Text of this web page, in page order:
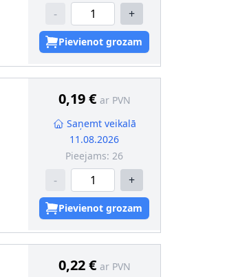
- +
Pievienot grozam
0,19 € ar PVN
Saņemt veikalā
11.08.2026
Pieejams: 26
- +
Pievienot grozam
0,22 € ar PVN